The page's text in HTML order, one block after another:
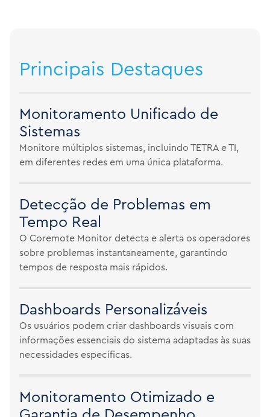
Principais Destaques
Monitoramento Unificado de
Sistemas
Monitore múltiplos sistemas, incluindo TETRA e TI,
em diferentes redes em uma única plataforma.
Detecção de Problemas em
Tempo Real
O Coremote Monitor detecta e alerta os operadores
sobre problemas instantaneamente, garantindo
tempos de resposta mais rápidos.
Dashboards Personalizáveis
Os usuários podem criar dashboards visuais com
informações essenciais do sistema adaptadas às suas
necessidades específicas.
Monitoramento Otimizado e